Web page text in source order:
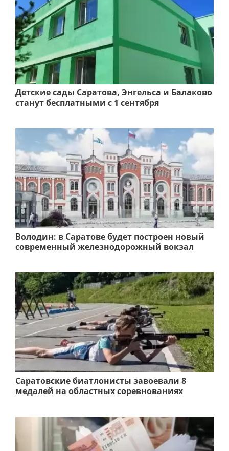
Детские сады Саратова, Энгельса и Балаково
станут бесплатными с 1 сентября
Володин: в Саратове будет построен новый
современный железнодорожный вокзал
Саратовские биатлонисты завоевали 8
медалей на областных соревнованиях